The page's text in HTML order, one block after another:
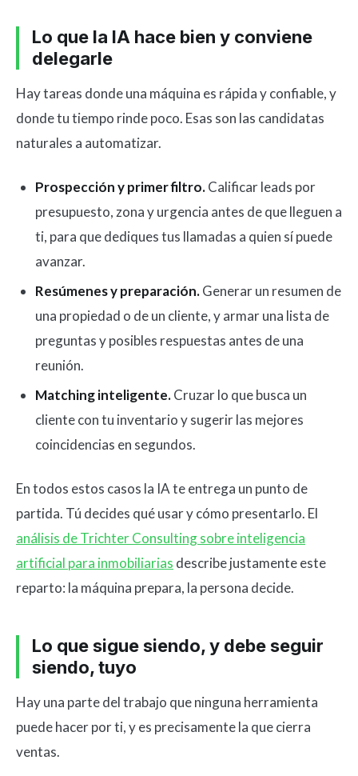
Lo que la IA hace bien y conviene
delegarle
Hay tareas donde una máquina es rápida y confiable, y
donde tu tiempo rinde poco. Esas son las candidatas
naturales a automatizar.
Prospección y primer filtro.Calificar leads por
presupuesto, zona y urgencia antes de que lleguen a
ti, para que dediques tus llamadas a quien sí puede
avanzar.
Resúmenes y preparación.Generar un resumen de
una propiedad o de un cliente, y armar una lista de
preguntas y posibles respuestas antes de una
reunión.
Matching inteligente.Cruzar lo que busca un
cliente con tu inventario y sugerir las mejores
coincidencias en segundos.
En todos estos casos la IA te entrega un punto de
partida. Tú decides qué usar y cómo presentarlo. El
análisis de Trichter Consulting sobre inteligencia
artificial para inmobiliarias describe justamente este
reparto: la máquina prepara, la persona decide.
Lo que sigue siendo, y debe seguir
siendo, tuyo
Hay una parte del trabajo que ninguna herramienta
puede hacer por ti, y es precisamente la que cierra
ventas.